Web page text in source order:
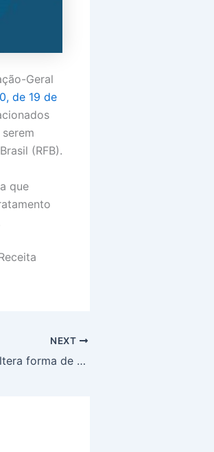
Geral
de 19 de
(RFB).
que
NEXT
Decisão do STF altera forma de cálculo das contribuições previdenciárias sobre Salário Maternidade